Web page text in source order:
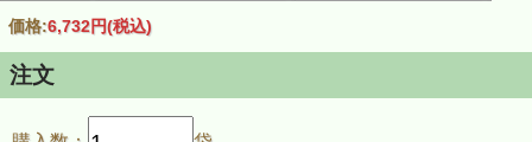
価格:6,732円(税込)
注文